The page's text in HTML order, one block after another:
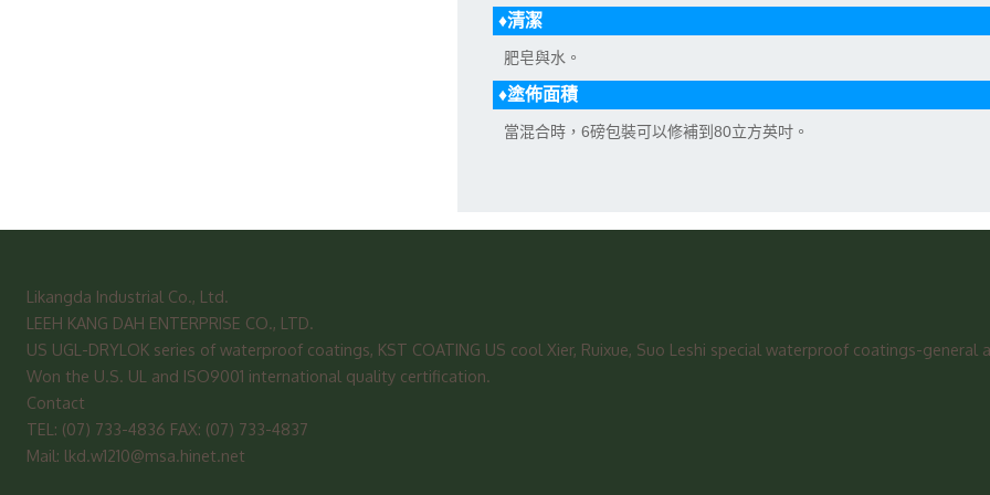
♦清潔
肥皂與水。
♦塗佈面積
當混合時，6磅包裝可以修補到80立方英吋。
Likangda Industrial Co., Ltd.
LEEH KANG DAH ENTERPRISE CO., LTD.
US UGL-DRYLOK series of waterproof coatings, KST COATING US cool Xier, Ruixue, Suo Leshi special waterproof coatings-general
Won the U.S. UL and ISO9001 international quality certification.
Contact
TEL: (07) 733-4836 FAX: (07) 733-4837
Mail: lkd.w1210@msa.hinet.net